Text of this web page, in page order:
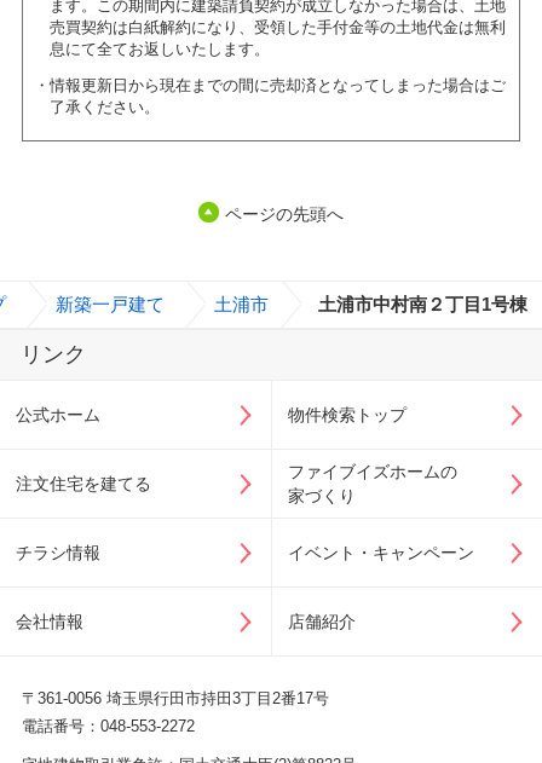
ます。この期間内に建築請負契約が成立しなかった場合は、土地
売買契約は白紙解約になり、受領した手付金等の土地代金は無利
息にて全てお返しいたします。
情報更新日から現在までの間に売却済となってしまった場合はご
了承ください。
ページの先頭へ
新築一戸建て 土浦市 土浦市中村南２丁目1号棟
リンク
公式ホーム 物件検索トップ
注文住宅を建てる
ファイブイズホームの
家づくり
チラシ情報 イベント・キャンペーン
会社情報 店舗紹介
〒361-0056 埼玉県行田市持田3丁目2番17号
電話番号：048-553-2272